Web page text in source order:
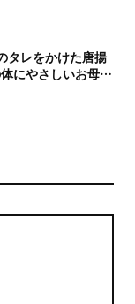
タレをかけた唐揚
体にやさしいお母さ
手！